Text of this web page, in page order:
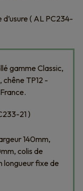
( AL PC234-
gamme Classic,
chêne TP12 -
21 )
140mm,
colis de
longueur fixe de